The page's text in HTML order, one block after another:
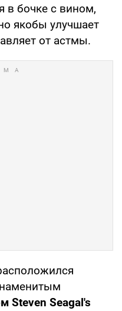
в бочке с вином,
якобы улучшает
от астмы.
Steven Seagal's